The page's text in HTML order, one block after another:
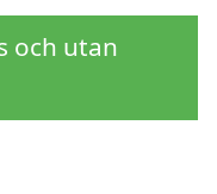
och utan